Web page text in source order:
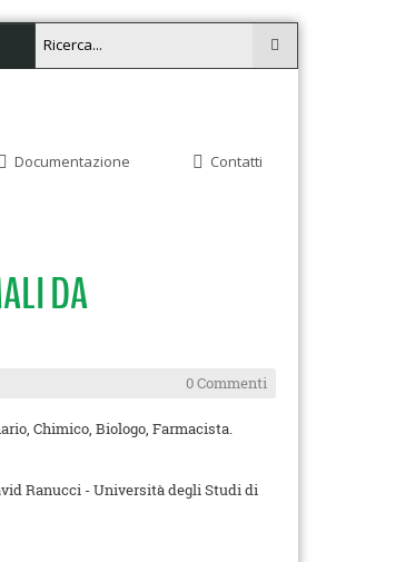
Documentazione Contatti
DA
0 Commenti
Chimico, Biologo, Farmacista.
Ranucci - Università degli Studi di